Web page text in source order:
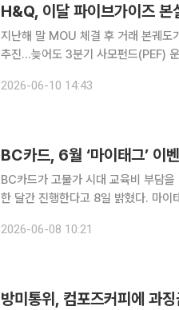
H&Q, 이달 파이브가이즈
지난해 말 MOU 체결 후 거래 본궤도
추진…늦어도 3분기 사모펀드(PEF) 운용사 H&Q코리아의 파이브가이즈 한국 운영사 인수 작업이
터 본실사에 착수하면서 경영권 거래
2026-06-10 14:43
BC카드, 6월 ‘마이태그’ 이
BC카드가 고물가 시대 교육비 부담
한 달간 진행한다고 8일 밝혔다. 마이태그는 생활금융플랫폼 ‘페이북’에서 고객이 원하는 혜택을 직
는 30일까지 진행된다. BC카드 회원
2026-06-08 10:21
방미통위, 컴포즈커피에 과